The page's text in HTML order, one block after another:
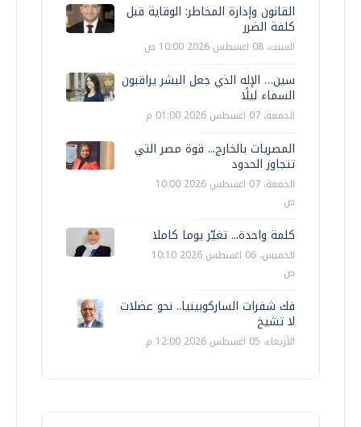
القانون وإدارة المخاطر: الوقاية قبل
كلفة الضرر
السبت، 08 اغسطس 2026 10:00 ص
سين… الإله الذي جعل البشر يراقبون
السماء ليلًا
الجمعة، 07 اغسطس 2026 01:00 م
المصريات بالخارج... قوة مصر التي
تتجاوز الحدود
الجمعة، 07 اغسطس 2026 10:00
ص
كلمة واحدة... تغيّر يوما كاملا
الخميس، 06 اغسطس 2026 10:10
ص
فك شفرات الساركوبينيا.. نحو عضلات
لا تشيخ
الأربعاء، 05 اغسطس 2026 12:00 م